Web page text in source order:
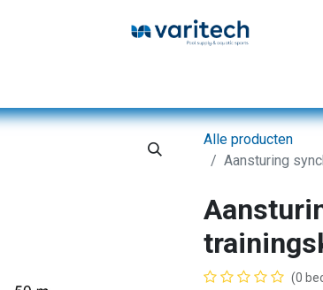
Alle producten
Aansturing
(0